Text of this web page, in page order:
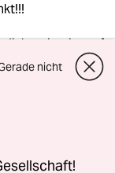
ist auf
alles
von
- die
größtenteils
wie kann diese
nicht